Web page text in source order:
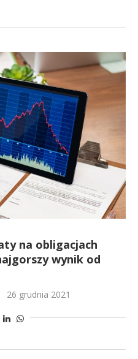
na obligacjach
wynik od
26 grudnia 2021